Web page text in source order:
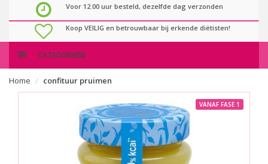
Voor 12.00 uur besteld, dezelfde dag verzonden
Koop VEILIG en betrouwbaar bij erkende diëtisten!
CATEGORIEËN
Home confituur pruimen
VANAF FASE 1